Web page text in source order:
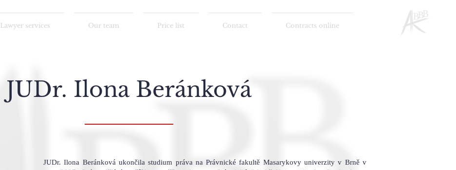
Lawyer services Our team Price list Contact Contracts online
JUDr. Ilona Beránková
JUDr. Ilona Beránková ukončila studium práva na Právnické fakultě Masarykovy univerzity v Brně v